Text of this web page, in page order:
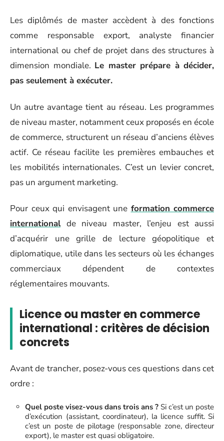
Les diplômés de master accèdent à des fonctions
comme responsable export, analyste financier
international ou chef de projet dans des structures à
dimension mondiale. Le master prépare à décider,
pas seulement à exécuter.
Un autre avantage tient au réseau. Les programmes
de niveau master, notamment ceux proposés en école
de commerce, structurent un réseau d’anciens élèves
actif. Ce réseau facilite les premières embauches et
les mobilités internationales. C’est un levier concret,
pas un argument marketing.
Pour ceux qui envisagent une formation commerce
internationalde niveau master, l’enjeu est aussi
d’acquérir une grille de lecture géopolitique et
diplomatique, utile dans les secteurs où les échanges
commerciaux dépendent de contextes
réglementaires mouvants.
Licence ou master en commerce
international : critères de décision
concrets
Avant de trancher, posez-vous ces questions dans cet
ordre :
Quel poste visez-vous dans trois ans ? Si c’est un poste
d’exécution (assistant, coordinateur), la licence suffit. Si
c’est un poste de pilotage (responsable zone, directeur
export), le master est quasi obligatoire.